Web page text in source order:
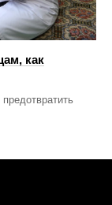
как